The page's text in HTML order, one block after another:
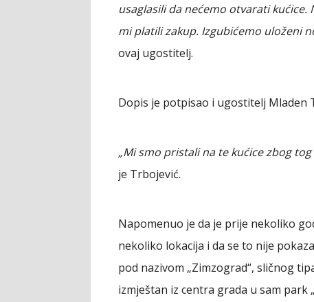
usaglasili da nećemo otvarati
mi platili zakup. Izgubićemo uloženi
ovaj ugostitelj.
Dopis je potpisao i ugostitelj Mladen
„Mi smo pristali na te kućice zbog
je Trbojević.
Napomenuo je da je prije nekoliko
nekoliko lokacija i da se to nije
pod nazivom „Zimzograd“, sličnog
izmještan iz centra grada u sam park